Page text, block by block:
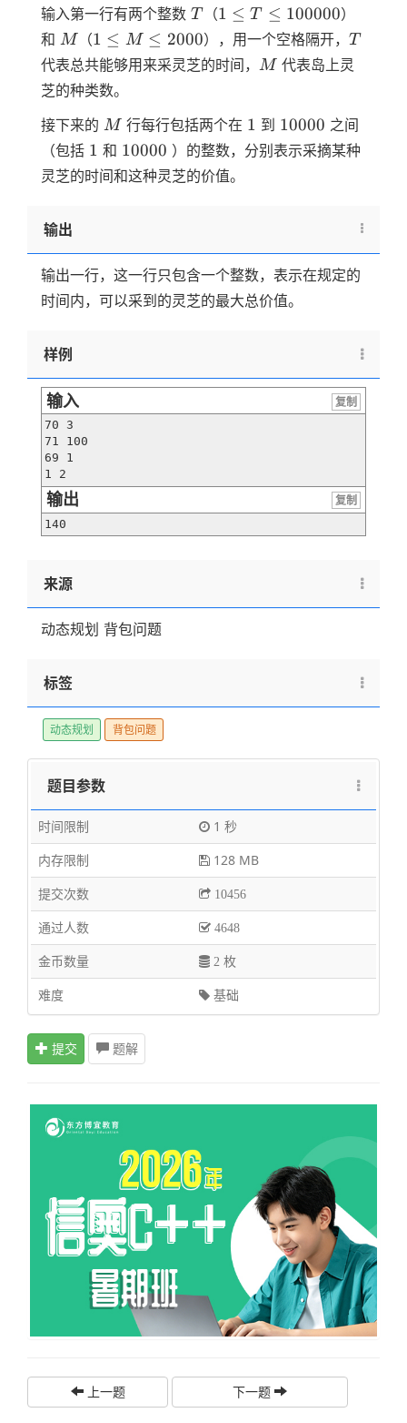
输入第一行有两个整数 T
T （1 \le T
\le
100000
1 ≤ T ≤ 100000）
和 M
M （1 \le
M
\le
2000
1 ≤ M ≤ 2000），用一个空格隔开， T
T
代表总共能够用来采灵芝的时间， M
M 代表岛上灵
芝的种类数。
接下来的 M
M 行每行包括两个在 1
1 到 10000
10000 之间
（包括 1
1 和 10000
10000 ）的整数，分别表示采摘某种
灵芝的时间和这种灵芝的价值。
输出
输出一行，这一行只包含一个整数，表示在规定的
时间内，可以采到的灵芝的最大总价值。
样例
输入
复制
70 3
71 100
69 1
1 2
输出
复制
140
来源
动态规划 背包问题
标签
动态规划 背包问题
题目参数
时间限制
1 秒
内存限制
128 MB
提交次数
10456
通过人数 4648
金币数量 2 枚
难度 基础
提交 题解
上一题 下一题